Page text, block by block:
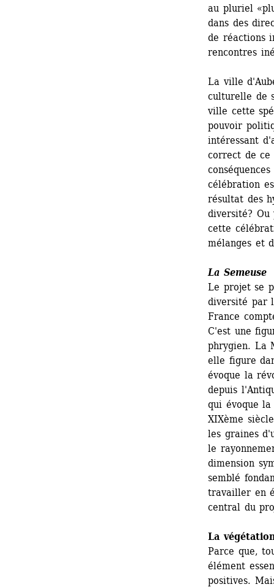
au pluriel
dans des
de réactions
rencontres
La ville
culturelle de
ville cette
pouvoir
intéressant
correct de ce
célébration
résultat des
diversité? Ou
cette
mélanges et
La Semeuse
Le projet se
diversité par
France
C'est une
phrygien. La
elle figure
évoque la
depuis
qui évoque
XIXème
les graines
le
dimension
semblé
travailler en
central du
La
Parce que,
élément
positives.